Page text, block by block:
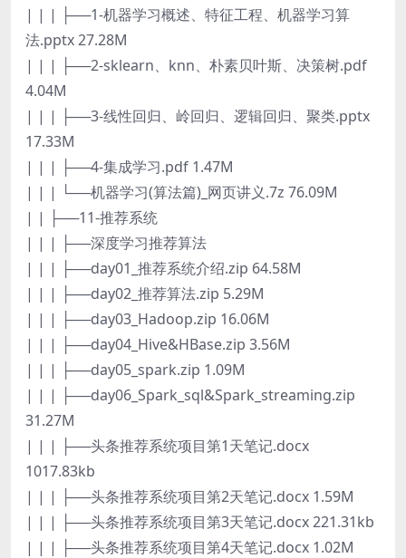
| | | ├──1-机器学习概述、特征工程、机器学习算
法.pptx 27.28M
| | | ├──2-sklearn、knn、朴素贝叶斯、决策树.pdf
4.04M
| | | ├──3-线性回归、岭回归、逻辑回归、聚类.pptx
17.33M
| | | ├──4-集成学习.pdf 1.47M
| | | └──机器学习(算法篇)_网页讲义.7z 76.09M
| | ├──11-推荐系统
| | | ├──深度学习推荐算法
| | | ├──day01_推荐系统介绍.zip 64.58M
| | | ├──day02_推荐算法.zip 5.29M
| | | ├──day03_Hadoop.zip 16.06M
| | | ├──day04_Hive&HBase.zip 3.56M
| | | ├──day05_spark.zip 1.09M
| | | ├──day06_Spark_sql&Spark_streaming.zip
31.27M
| | | ├──头条推荐系统项目第1天笔记.docx
1017.83kb
| | | ├──头条推荐系统项目第2天笔记.docx 1.59M
| | | ├──头条推荐系统项目第3天笔记.docx 221.31kb
| | | ├──头条推荐系统项目第4天笔记.docx 1.02M